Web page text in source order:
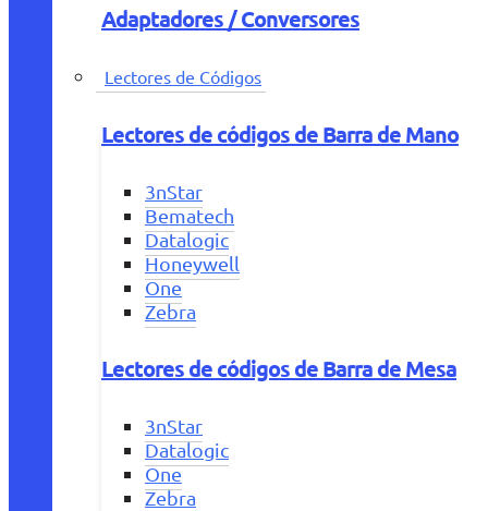
Adaptadores / Conversores
Lectores de Códigos
Lectores de códigos de Barra de Mano
3nStar
Bematech
Datalogic
Honeywell
One
Zebra
Lectores de códigos de Barra de Mesa
3nStar
Datalogic
One
Zebra